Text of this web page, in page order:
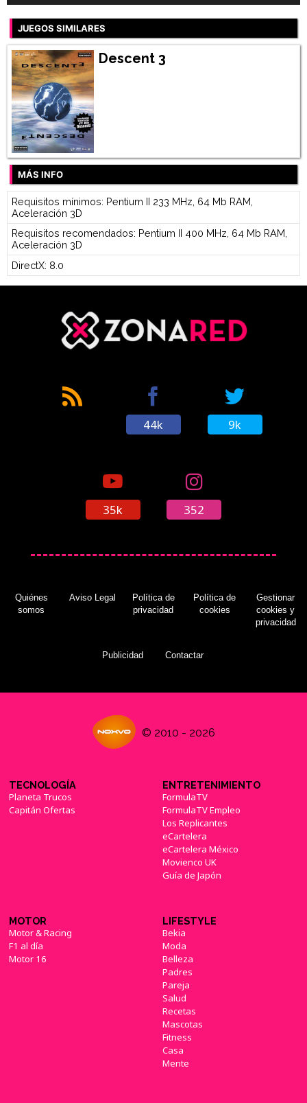
JUEGOS SIMILARES
Descent 3
MÁS INFO
Requisitos mínimos: Pentium II 233 MHz, 64 Mb RAM,
Aceleración 3D
Requisitos recomendados: Pentium II 400 MHz, 64 Mb RAM,
Aceleración 3D
DirectX: 8.0
44k 9k
35k 352
Quiénes
somos
Aviso Legal
Política de
privacidad
Política de
cookies
Gestionar
cookies y
privacidad
Publicidad Contactar
© 2010 - 2026
TECNOLOGÍA
Planeta Trucos
Capitán Ofertas
ENTRETENIMIENTO
FormulaTV
FormulaTV Empleo
Los Replicantes
eCartelera
eCartelera México
Movienco UK
Guía de Japón
MOTOR
Motor & Racing
F1 al día
Motor 16
LIFESTYLE
Bekia
Moda
Belleza
Padres
Pareja
Salud
Recetas
Mascotas
Fitness
Casa
Mente